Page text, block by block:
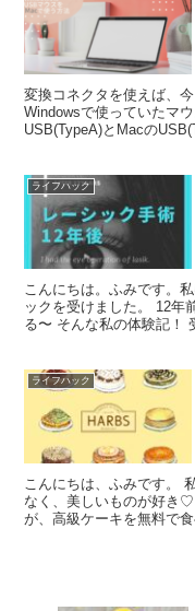
変換コネクタを使えば、
Windowsで使っていたマ
USB(TypeA)とMacの
ライフハック
こんにちは。ふみです。
ックを受けました。 12年
る〜 そんな私の体験記！
ライフハック
こんにちは、ふみです。
なく、美しいものが好き
が、高級ケーキを無料で